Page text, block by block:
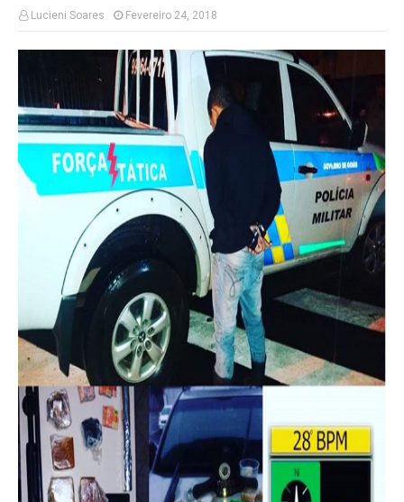
Lucieni Soares Fevereiro 24, 2018